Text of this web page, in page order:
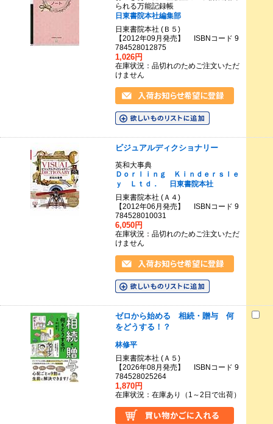
られる万能記録帳
日東書院本社編集部
日東書院本社 (Ｂ５)
【2012年09月発売】 ISBNコード 9
784528012875
1,026円
在庫状況：品切れのためご注文いただ
けません
ビジュアルディクショナリー
英和大事典
Ｄｏｒｌｉｎｇ Ｋｉｎｄｅｒｓｌｅ
ｙ Ｌｔｄ．
日東書院本社
日東書院本社 (Ａ４)
【2012年06月発売】 ISBNコード 9
784528010031
6,050円
在庫状況：品切れのためご注文いただ
けません
ゼロから始める 相続・贈与 何
をどうする！？
林修平
日東書院本社 (Ａ５)
【2026年08月発売】 ISBNコード 9
784528025264
1,870円
在庫状況：在庫あり（1～2日で出荷）